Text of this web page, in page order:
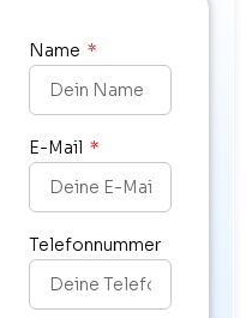
Name
E-Mail
Telefonnummer